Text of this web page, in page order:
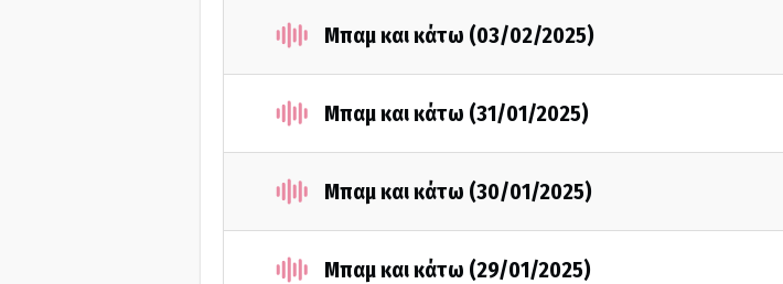
Μπαμ και κάτω (03/02/2025)
Μπαμ και κάτω (31/01/2025)
Μπαμ και κάτω (30/01/2025)
Μπαμ και κάτω (29/01/2025)